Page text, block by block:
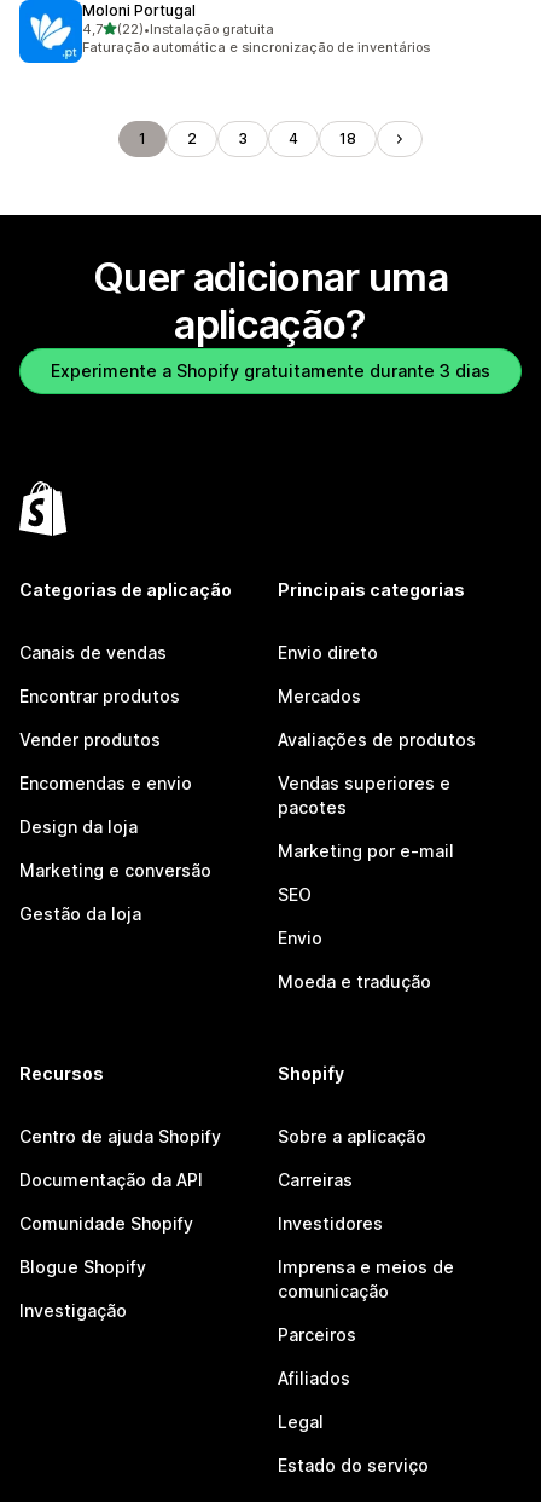
Moloni Portugal
4,7de 5 estrelas
(22)
22 total de avaliações
•Instalação gratuita
Faturação automática e sincronização de inventários
1 2 3 4 18
Quer adicionar uma
aplicação?
Experimente a Shopify gratuitamente durante 3 dias
Categorias de aplicação
Canais de vendas
Encontrar produtos
Vender produtos
Encomendas e envio
Design da loja
Marketing e conversão
Gestão da loja
Principais categorias
Envio direto
Mercados
Avaliações de produtos
Vendas superiores e
pacotes
Marketing por e-mail
SEO
Envio
Moeda e tradução
Recursos
Centro de ajuda Shopify
Documentação da API
Comunidade Shopify
Blogue Shopify
Investigação
Shopify
Sobre a aplicação
Carreiras
Investidores
Imprensa e meios de
comunicação
Parceiros
Afiliados
Legal
Estado do serviço